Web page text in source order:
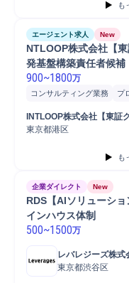
も
エージェント求人 New
NTLOOP株式会社【
発基盤構築責任者候補
900~1800万
コンサルティング業務 プ
プロジェクト推進
新規上場
GCP
INTLOOP株式会社【東証
東京都港区
も
企業ダイレクト New
RDS【AIソリューショ
インハウス体制
500~1500万
レバレジーズ株式
東京都渋谷区